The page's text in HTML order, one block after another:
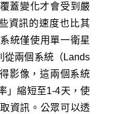
蓋變化才會​​受到嚴
資訊的速度也比其
統僅使用單一衛星
從兩個系統（Lands
影像，這兩個系統
」縮短至1-4天，使
資訊。公眾可以透